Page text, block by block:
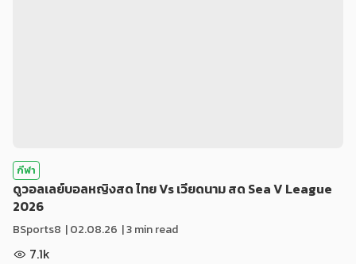
กีฬา
ดูวอลเลย์บอลหญิงสด ไทย Vs เวียดนาม สด Sea V League
2026
BSports8 |02.08.26 | 3 min read
7.1k